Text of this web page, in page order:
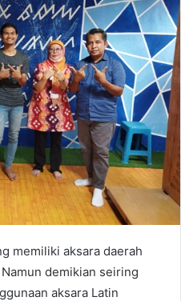
memiliki aksara daerah
demikian seiring
aksara Latin